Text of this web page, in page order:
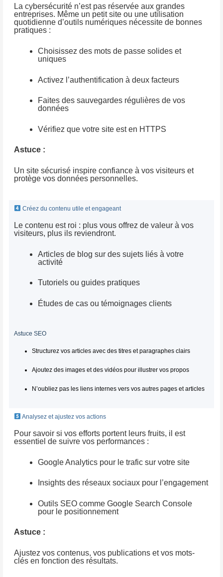
La cybersécurité n’est pas réservée aux grandes
entreprises. Même un petit site ou une utilisation
quotidienne d’outils numériques nécessite de bonnes
pratiques :
Choisissez des mots de passe solides et
uniques
Activez l’authentification à deux facteurs
Faites des sauvegardes régulières de vos
données
Vérifiez que votre site est en HTTPS
Astuce :
Un site sécurisé inspire confiance à vos visiteurs et
protège vos données personnelles.
Créez du contenu utile et engageant
Le contenu est roi : plus vous offrez de valeur à vos
visiteurs, plus ils reviendront.
Articles de blog sur des sujets liés à votre
activité
Tutoriels ou guides pratiques
Études de cas ou témoignages clients
Astuce SEO
Structurez vos articles avec des titres et paragraphes clairs
Ajoutez des images et des vidéos pour illustrer vos propos
N’oubliez pas les liens internes vers vos autres pages et articles
Analysez et ajustez vos actions
Pour savoir si vos efforts portent leurs fruits, il est
essentiel de suivre vos performances :
Google Analytics pour le trafic sur votre site
Insights des réseaux sociaux pour l’engagement
Outils SEO comme Google Search Console
pour le positionnement
Astuce :
Ajustez vos contenus, vos publications et vos mots-
clés en fonction des résultats.